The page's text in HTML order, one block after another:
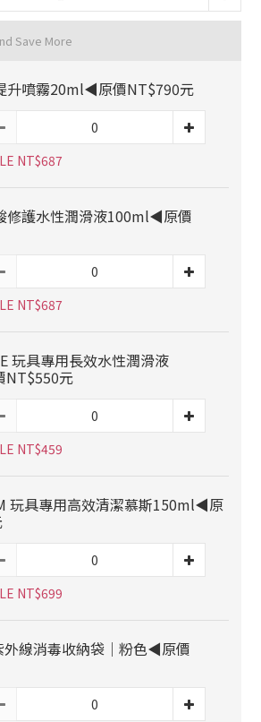
Save More
升噴霧20ml◀原價NT$790元
NT$687
修護水性潤滑液100ml◀原價
NT$687
玩具專用長效水性潤滑液
元
NT$459
玩具專用高效清潔慕斯150ml◀原
NT$699
線消毒收納袋｜粉色◀原價